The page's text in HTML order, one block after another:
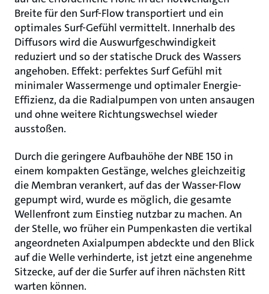
Breite für den Surf-Flow transportiert und ein
optimales Surf-Gefühl vermittelt. Innerhalb des
Diffusors wird die Auswurfgeschwindigkeit
reduziert und so der statische Druck des Wassers
angehoben. Effekt: perfektes Surf Gefühl mit
minimaler Wassermenge und optimaler Energie-
Effizienz, da die Radialpumpen von unten ansaugen
und ohne weitere Richtungswechsel wieder
ausstoßen.
Durch die geringere Aufbauhöhe der NBE 150 in
einem kompakten Gestänge, welches gleichzeitig
die Membran verankert, auf das der Wasser-Flow
gepumpt wird, wurde es möglich, die gesamte
Wellenfront zum Einstieg nutzbar zu machen. An
der Stelle, wo früher ein Pumpenkasten die vertikal
angeordneten Axialpumpen abdeckte und den Blick
auf die Welle verhinderte, ist jetzt eine angenehme
Sitzecke, auf der die Surfer auf ihren nächsten Ritt
warten können.